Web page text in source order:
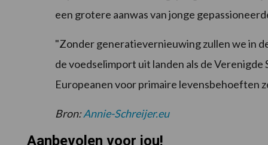
een grotere aanwas van jonge
"Zonder generatievernieuwing zullen we in
de voedselimport uit landen als de Verenigde
Europeanen voor primaire levensbehoeften
Bron:Annie-Schreijer.eu
Aanbevolen voor jou!